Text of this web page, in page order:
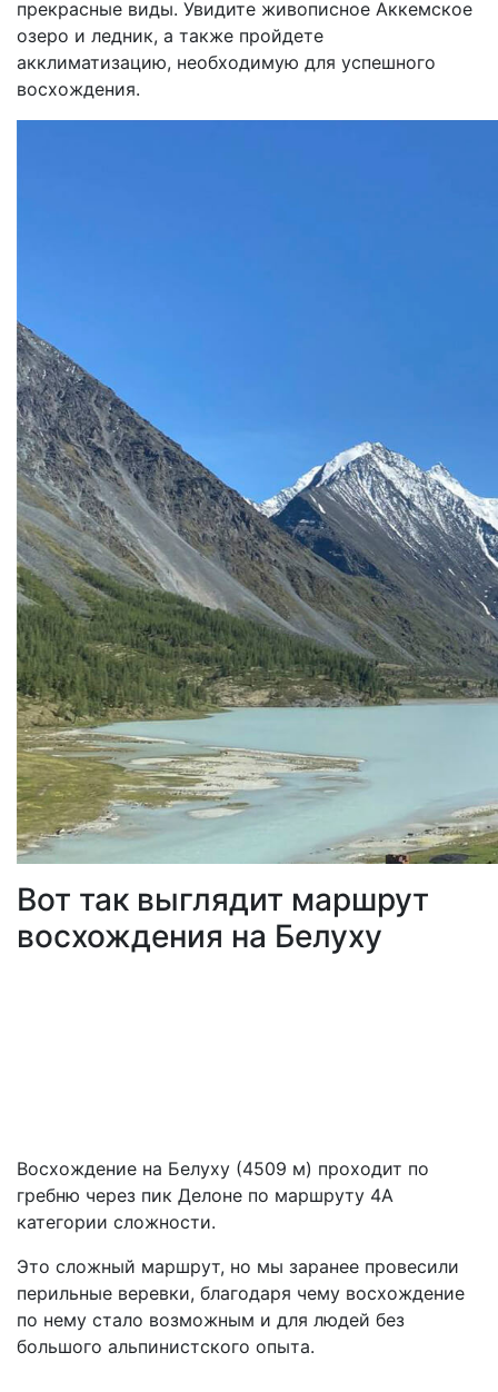
прекрасные виды. Увидите живописное Аккемское
озеро и ледник, а также пройдете
акклиматизацию, необходимую для успешного
восхождения.
Вот так выглядит маршрут
восхождения на Белуху
Восхождение на Белуху (4509 м) проходит по
гребню через пик Делоне по маршруту 4А
категории сложности.
Это сложный маршрут, но мы заранее провесили
перильные веревки, благодаря чему восхождение
по нему стало возможным и для людей без
большого альпинистского опыта.